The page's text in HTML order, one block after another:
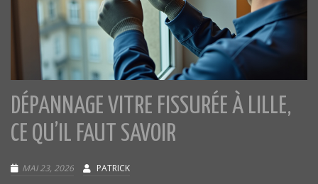
DÉPANNAGE VITRE FISSURÉE À LILLE,
CE QU’IL FAUT SAVOIR
MAI 23, 2026 PATRICK